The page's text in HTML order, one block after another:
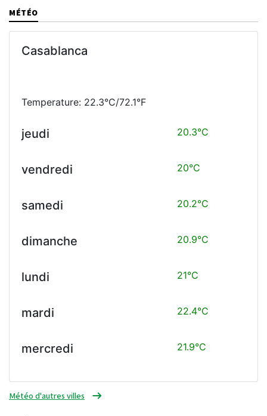
MÉTÉO
Casablanca
Temperature: 22.3°C/72.1°F
jeudi 20.3°C
vendredi 20°C
samedi 20.2°C
dimanche 20.9°C
lundi 21°C
mardi 22.4°C
mercredi 21.9°C
Météo d'autres villes